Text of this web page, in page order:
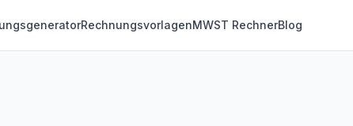
RechnungsvorlagenMWST RechnerBlog